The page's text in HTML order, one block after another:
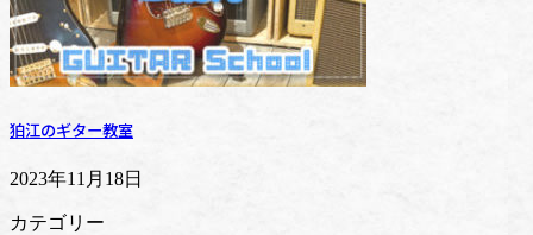
狛江のギター教室
2023年11月18日
カテゴリー